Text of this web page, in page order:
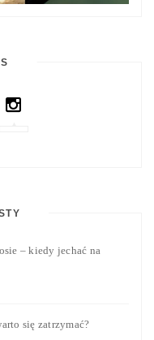
– kiedy jechać na
się zatrzymać?